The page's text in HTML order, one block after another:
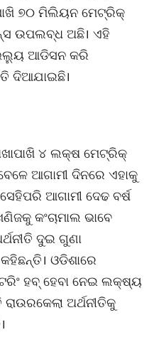
୭୦ ମିଲିୟନ ମେଟ୍ରିକ୍
ଉପଲବ୍ଧ ଅଛି। ଏହି
ଆଡିସନ କରି
ଦିଆଯାଇଛି।
୪ ଲକ୍ଷ ମେଟ୍ରିକ୍
ଆଗାମୀ ଦିନରେ ଏହାକୁ
ଆଗାମୀ ଦେଢ ବର୍ଷ
କଂଚାମାଲ ଭାବେ
ଦୁଇ ଗୁଣା
ଓଡିଶାରେ
ହବ୍ ହେବା ନେଇ ଲକ୍ଷ୍ୟ
ଅର୍ଥନୀତିକୁ